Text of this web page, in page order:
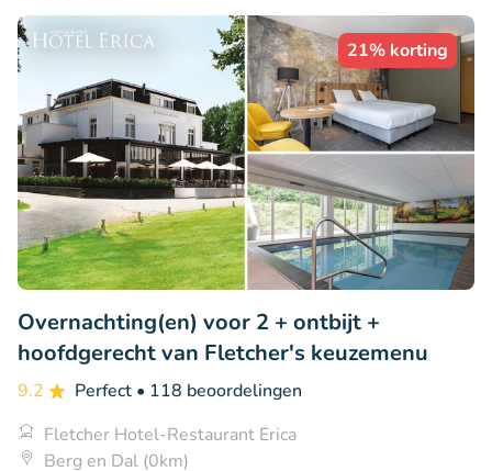
21% korting
Overnachting(en) voor 2 + ontbijt +
hoofdgerecht van Fletcher's keuzemenu
9.2 Perfect • 118 beoordelingen
Fletcher Hotel-Restaurant Erica
Berg en Dal (0km)